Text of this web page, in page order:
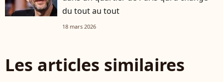
du tout au tout
18 mars 2026
Les articles similaires